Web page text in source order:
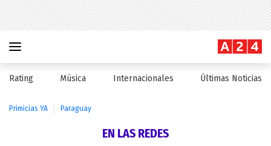
Rating Música Internacionales Últimas Noticias
Primicias YA Paraguay
EN LAS REDES